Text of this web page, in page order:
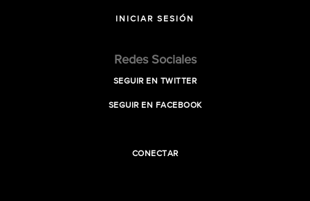
INICIAR SESIÓN
Redes Sociales
SEGUIR EN TWITTER
SEGUIR EN FACEBOOK
CONECTAR